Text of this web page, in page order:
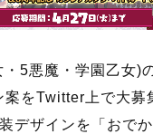
5悪魔・学園乙女)
をTwitter上で大募
デザインを「おで